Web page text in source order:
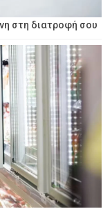
στη διατροφή σου